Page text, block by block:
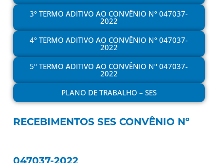
3º TERMO ADITIVO AO CONVÊNIO Nº 047037-
2022
4º TERMO ADITIVO AO CONVÊNIO Nº 047037-
2022
5º TERMO ADITIVO AO CONVÊNIO Nº 047037-
2022
PLANO DE TRABALHO – SES
RECEBIMENTOS SES CONVÊNIO Nº
047037-2022